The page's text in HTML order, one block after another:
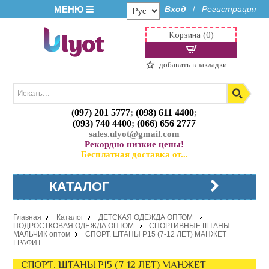
МЕНЮ Вход / Регистрация
(097) 201 5777;(098) 611 4400;
(093) 740 4400;(066) 656 2777
sales.ulyot@gmail.com
Рекордно низкие цены!
Бесплатная доставка от...
Корзина (0)
добавить в закладки
КАТАЛОГ
Главная Каталог
ДЕТСКАЯ ОДЕЖДА ОПТОМ
ПОДРОСТКОВАЯ ОДЕЖДА ОПТОМ
СПОРТИВНЫЕ ШТАНЫ
МАЛЬЧИК оптом
СПОРТ. ШТАНЫ P15 (7-12 ЛЕТ) МАНЖЕТ
ГРАФИТ
СПОРТ. ШТАНЫ P15 (7-12 ЛЕТ) МАНЖЕТ